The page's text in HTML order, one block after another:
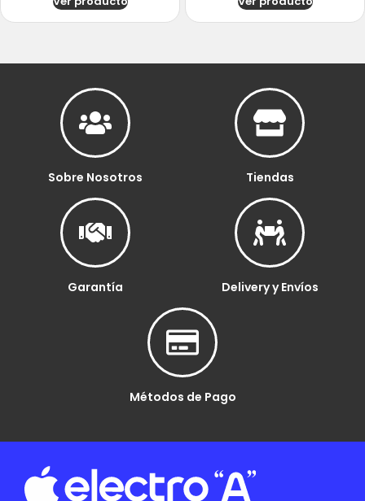
Sobre Nosotros Tiendas
Garantía Delivery y Envíos
Métodos de Pago